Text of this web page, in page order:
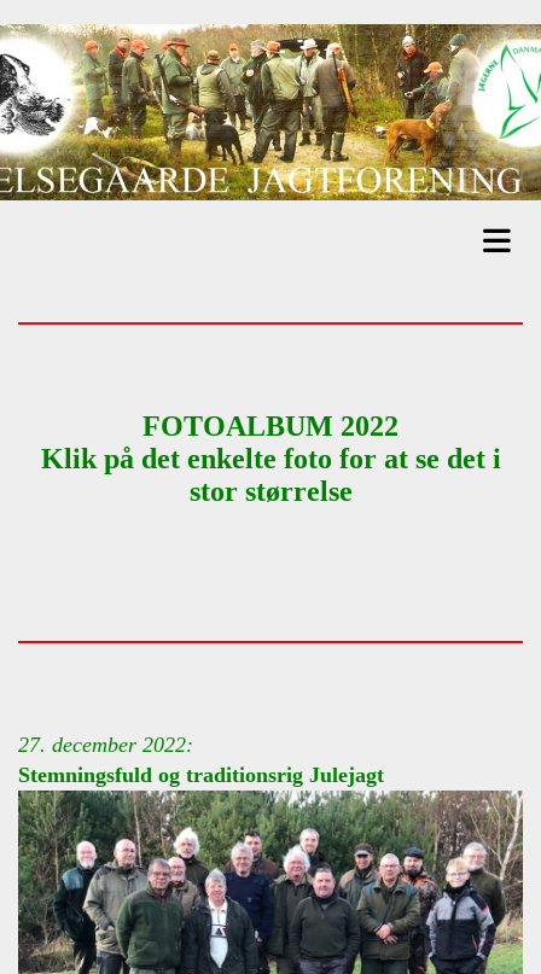
FOTOALBUM 2022
Klik på det enkelte foto for at se det i
stor størrelse
27. december 2022:
Stemningsfuld og traditionsrig Julejagt